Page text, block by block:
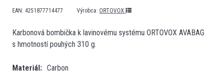
EAN: 4251877714477 Výrobca: ORTOVOX
Karbonová bombička k lavinovému systému ORTOVOX AVABAG
s hmotností pouhých 310 g.
Materiál
Carbon